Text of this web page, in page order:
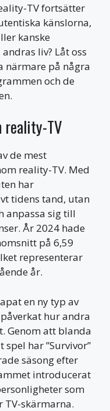
TV fortsätter
känslorna,
kanske
liv? Låt oss
närmare på några
och de
reality-TV
de mest
reality-TV. Med
har
tidens tand, utan
anpassa sig till
År 2024 hade
på 6,59
representerar
år.
en ny typ av
hur andra
Genom att blanda
har ”Survivor”
säsong efter
introducerat
som
skärmarna.